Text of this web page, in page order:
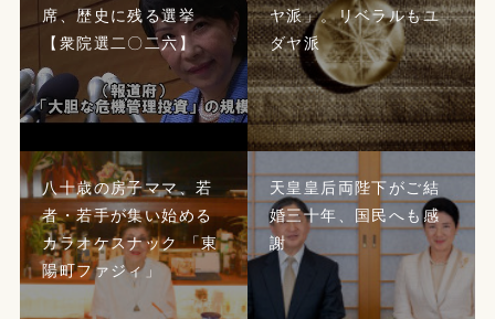
席、歴史に残る選挙
【衆院選二〇二六】
ヤ派」。リベラルもユ
ダヤ派
八十歳の房子ママ、若
者・若手が集い始める
カラオケスナック 「東
陽町ファジィ」
天皇皇后両陛下がご結
婚三十年、国民へも感
謝